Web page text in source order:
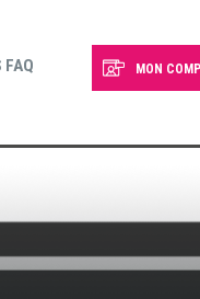
FAQ MON